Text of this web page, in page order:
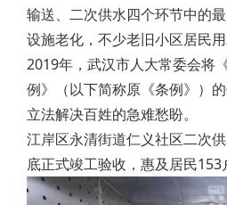
输送、二次供水四个环节中的
设施老化，不少老旧小区居民用
2019年，武汉市人大常委会将
例》（以下简称原《条例》）
立法解决百姓的急难愁盼。
江岸区永清街道仁义社区二次
底正式竣工验收，惠及居民153